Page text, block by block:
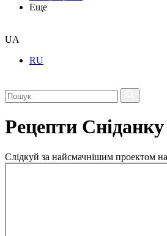
Еще
UA
RU
Рецепти Сніданку
Слідкуй за найсмачнішим проектом